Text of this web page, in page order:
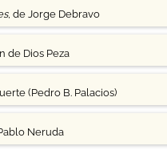
, de Jorge Debravo
de Dios Peza
(Pedro B. Palacios)
Neruda